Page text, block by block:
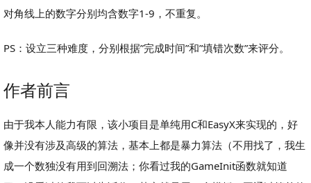
对角线上的数字分别均含数字1-9，不重复。
PS：设立三种难度，分别根据”完成时间”和”填错次数”来评分。
作者前言
由于我本人能力有限，该小项目是单纯用C和EasyX来实现的，好
像并没有涉及高级的算法，基本上都是暴力算法（不用找了，我生
成一个数独没有用到回溯法；你看过我的GameInit函数就知道